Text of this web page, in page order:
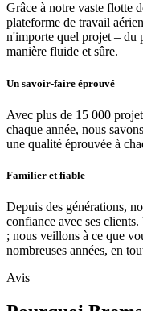
Grâce à notre vaste flotte
plateforme de travail
n'importe quel projet – du
manière fluide et sûre.
Un savoir-faire éprouvé
Avec plus de 15 000
chaque année, nous
une qualité éprouvée à
Familier et fiable
Depuis des générations,
confiance avec ses
; nous veillons à ce que
nombreuses années, en
Avis